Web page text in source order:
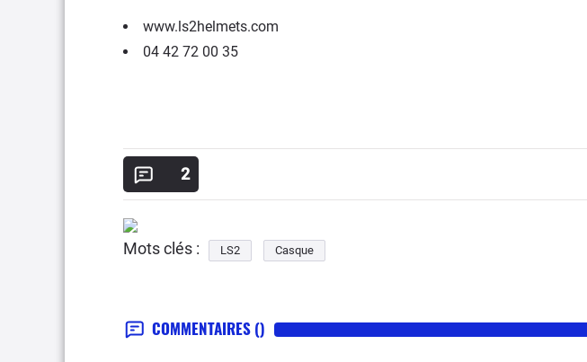
www.ls2helmets.com
04 42 72 00 35
2
Mots clés : LS2 Casque
COMMENTAIRES ()